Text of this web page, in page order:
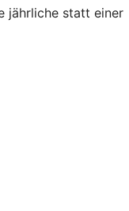
jährliche statt einer